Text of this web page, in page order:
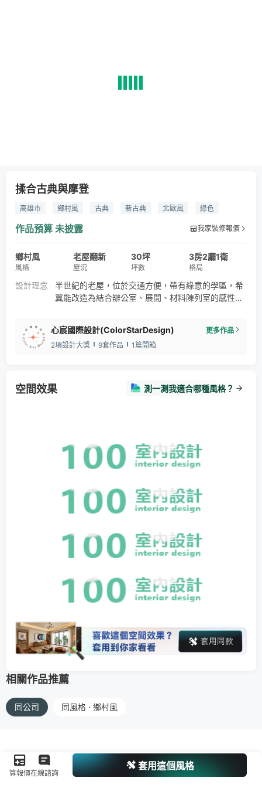
揉合古典與摩登
高雄市 鄉村風 古典 新古典 北歐風
綠色
藍色
黃色 紅色 磁磚
復古磚
復古磚
實木 羅馬簾
電動窗簾
感應燈
花磚
沙發
茶几
布茶几 水晶 吊燈 餐椅 餐桌
吧檯椅
客廳 餐廳 壁爐 訂製家具
會議室
作品預算 未披露 我家裝修報價
鄉村風
風格
老屋翻新
屋況
30坪
坪數
3房2廳1衛
格局
設計理念
半世紀的老屋，位於交通方便，帶有綠意的學區，希
冀能改造為結合辦公室、展間、材料陳列室的感性工
舒適度引入生活裡，創造整體空間的對話，打造出光
的通透感，開闊的視覺感受。
心宸國際設計(ColorStarDesign)
更多作品
2項設計大獎
9套作品 1篇開箱
空間效果 測一測我適合哪種風格？
相關作品推薦
同公司 同風格 · 鄉村風
算報價在線諮詢
套用這個風格